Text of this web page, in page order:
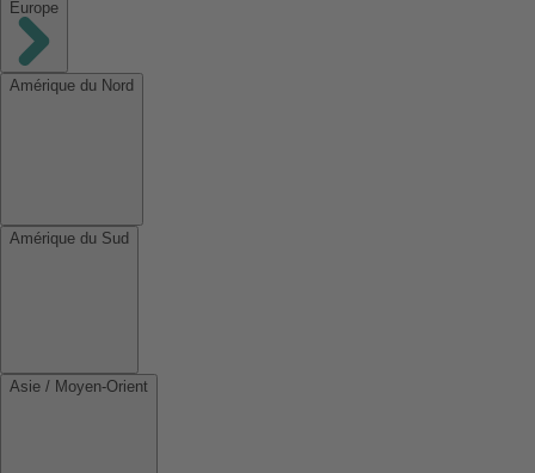
Europe
Amérique du Nord
Amérique du Sud
Asie / Moyen-Orient